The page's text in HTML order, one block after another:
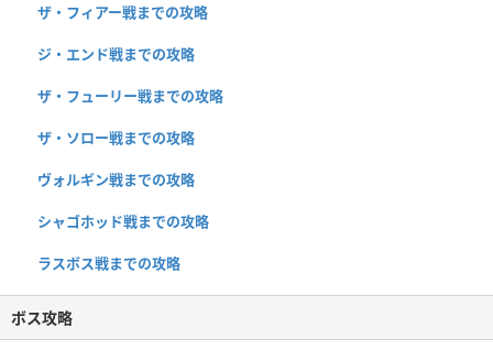
ザ・フィアー戦までの攻略
ジ・エンド戦までの攻略
ザ・フューリー戦までの攻略
ザ・ソロー戦までの攻略
ヴォルギン戦までの攻略
シャゴホッド戦までの攻略
ラスボス戦までの攻略
ボス攻略